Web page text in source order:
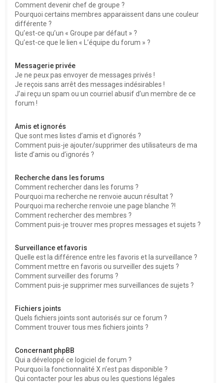
Comment devenir chef de groupe ?
Pourquoi certains membres apparaissent dans une couleur
différente ?
Qu’est-ce qu’un « Groupe par défaut » ?
Qu’est-ce que le lien « L’équipe du forum » ?
Messagerie privée
Je ne peux pas envoyer de messages privés !
Je reçois sans arrêt des messages indésirables !
J’ai reçu un spam ou un courriel abusif d’un membre de ce
forum !
Amis et ignorés
Que sont mes listes d’amis et d’ignorés ?
Comment puis-je ajouter/supprimer des utilisateurs de ma
liste d’amis ou d’ignorés ?
Recherche dans les forums
Comment rechercher dans les forums ?
Pourquoi ma recherche ne renvoie aucun résultat ?
Pourquoi ma recherche renvoie une page blanche ?!
Comment rechercher des membres ?
Comment puis-je trouver mes propres messages et sujets ?
Surveillance et favoris
Quelle est la différence entre les favoris et la surveillance ?
Comment mettre en favoris ou surveiller des sujets ?
Comment surveiller des forums ?
Comment puis-je supprimer mes surveillances de sujets ?
Fichiers joints
Quels fichiers joints sont autorisés sur ce forum ?
Comment trouver tous mes fichiers joints ?
Concernant phpBB
Qui a développé ce logiciel de forum ?
Pourquoi la fonctionnalité X n’est pas disponible ?
Qui contacter pour les abus ou les questions légales